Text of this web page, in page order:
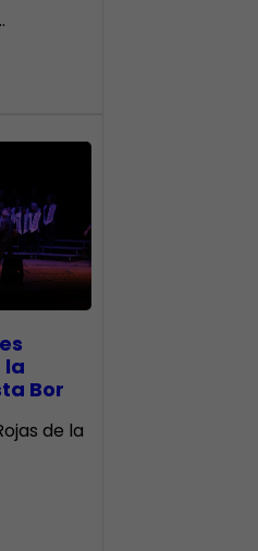
la
Bor
de la